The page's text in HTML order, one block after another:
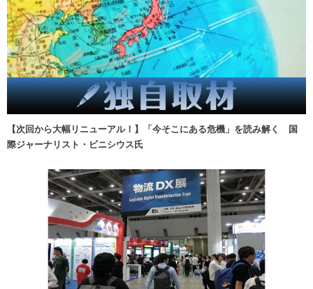
【次回から大幅リニューアル！】「今そこにある危機」を読み解く 国
際ジャーナリスト・ビニシウス氏